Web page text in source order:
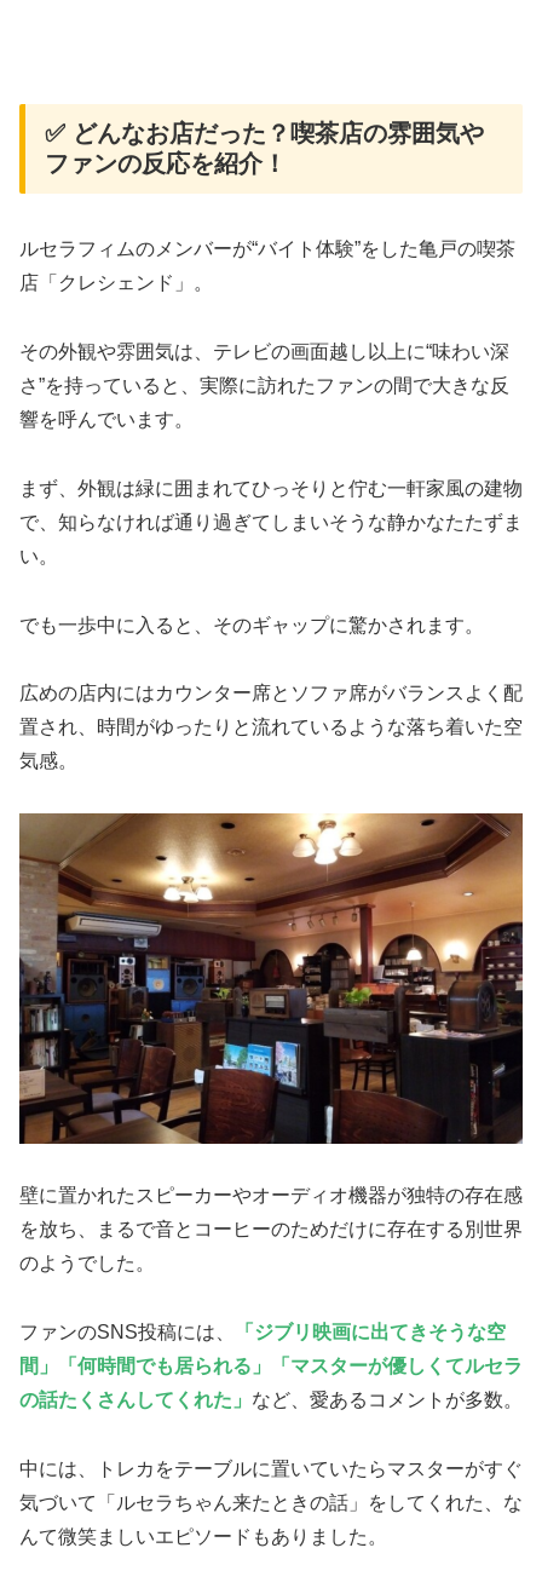
✅ どんなお店だった？喫茶店の雰囲気や
ファンの反応を紹介！
ルセラフィムのメンバーが“バイト体験”をした亀戸の喫茶
店「クレシェンド」。
その外観や雰囲気は、テレビの画面越し以上に“味わい深
さ”を持っていると、実際に訪れたファンの間で大きな反
響を呼んでいます。
まず、外観は緑に囲まれてひっそりと佇む一軒家風の建物
で、知らなければ通り過ぎてしまいそうな静かなたたずま
い。
でも一歩中に入ると、そのギャップに驚かされます。
広めの店内にはカウンター席とソファ席がバランスよく配
置され、時間がゆったりと流れているような落ち着いた空
気感。
壁に置かれたスピーカーやオーディオ機器が独特の存在感
を放ち、まるで音とコーヒーのためだけに存在する別世界
のようでした。
ファンのSNS投稿には、
「ジブリ映画に出てきそうな空
間」「何時間でも居られる」「マスターが優しくてルセラ
の話たくさんしてくれた」 など、愛あるコメントが多数。
中には、トレカをテーブルに置いていたらマスターがすぐ
気づいて「ルセラちゃん来たときの話」をしてくれた、な
んて微笑ましいエピソードもありました。